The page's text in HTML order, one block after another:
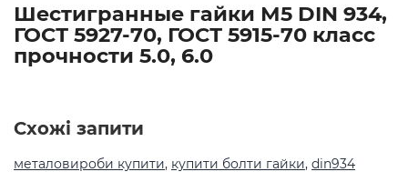
Шестигранные гайки М5 DIN 934,
ГОСТ 5927-70, ГОСТ 5915-70 класс
прочности 5.0, 6.0
Схожі запити
металовироби купити, купити болти гайки, din934